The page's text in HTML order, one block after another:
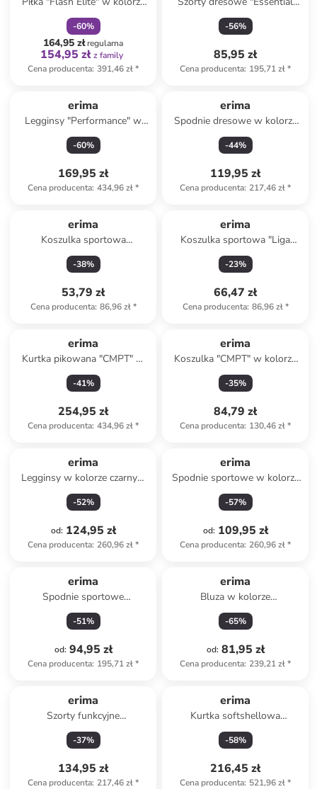
biało-granatowo-różowym do
piłki ręcznej
-60%
164,95 złregularna
154,95 zł z family
Cena producenta: 391,46 zł*
Team" w kolorze szarym
-56%
85,95 zł
Cena producenta: 195,71 zł*
erima
Legginsy "Performance" w
kolorze czarnym do biegania
-60%
169,95 zł
Cena producenta: 434,96 zł*
erima
Spodnie dresowe w kolorze
jasnoróżowym
-44%
119,95 zł
Cena producenta: 217,46 zł*
erima
Koszulka sportowa
"Teamsport" w kolorze
czarnym
-38%
53,79 zł
Cena producenta: 86,96 zł*
erima
Koszulka sportowa "Liga
Trikot" w kolorze fioletowym
-23%
66,47 zł
Cena producenta: 86,96 zł*
erima
Kurtka pikowana "CMPT" w
kolorze czerwonym
-41%
254,95 zł
Cena producenta: 434,96 zł*
erima
Koszulka "CMPT" w kolorze
szarobrązowym
-35%
84,79 zł
Cena producenta: 130,46 zł*
erima
Legginsy w kolorze czarnym
do biegania
-52%
od: 124,95 zł
Cena producenta: 260,96 zł*
erima
Spodnie sportowe w kolorze
czarnym
-57%
od: 109,95 zł
Cena producenta: 260,96 zł*
erima
Spodnie sportowe
"Performance" w kolorze
czarnym
-51%
od: 94,95 zł
Cena producenta: 195,71 zł*
erima
Bluza w kolorze
szarobrązowym
-65%
od: 81,95 zł
Cena producenta: 239,21 zł*
erima
Szorty funkcyjne
"Performance" w kolorze
czarnym
-37%
134,95 zł
Cena producenta: 217,46 zł*
erima
Kurtka softshellowa
"Function" w kolorze
niebieskim
-58%
216,45 zł
Cena producenta: 521,96 zł*